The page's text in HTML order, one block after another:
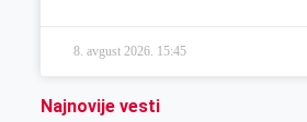
8. avgust 2026. 15:45
Najnovije vesti